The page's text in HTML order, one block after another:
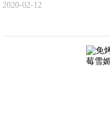
2020-02-12